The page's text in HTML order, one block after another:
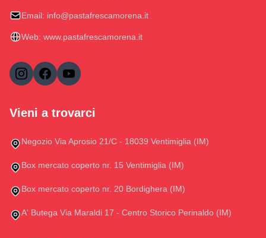
Email: info@pastafrescamorena.it
Web: www.pastafrescamorena.it
Vieni a trovarci
Negozio Via Aprosio 21/C - 18039 Ventimiglia (IM)
Box mercato coperto nr. 15 Ventimiglia (IM)
Box mercato coperto nr. 20 Bordighera (IM)
A' Butega Via Maraldi 17 - Centro Storico Perinaldo (IM)